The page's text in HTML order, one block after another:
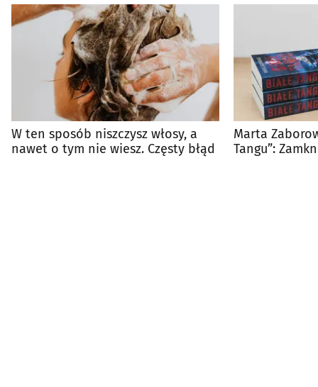
W ten sposób niszczysz włosy, a
nawet o tym nie wiesz. Częsty błąd
Marta
Tangu”: